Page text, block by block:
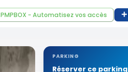
PMPBOX - Automatisez vos accès
PARKING
Réserver ce parking